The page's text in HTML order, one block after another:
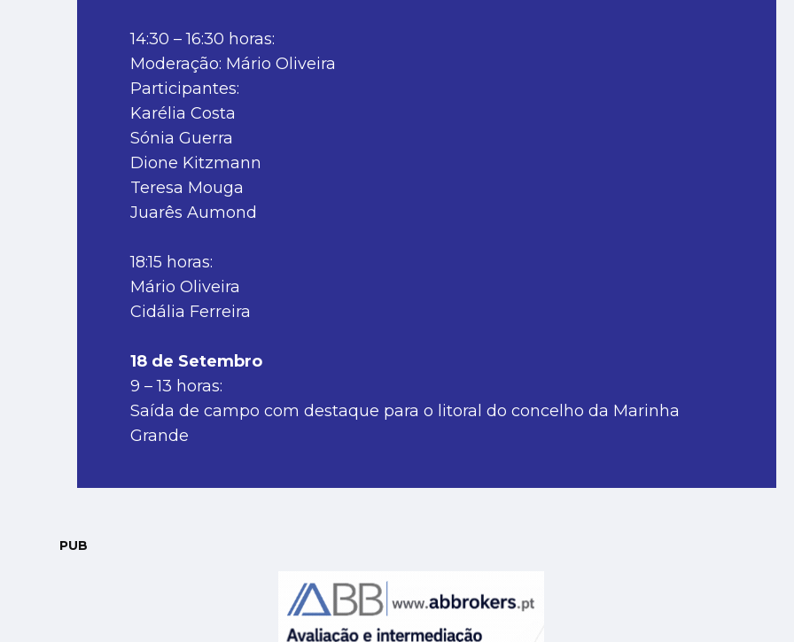
14:30 – 16:30 horas:
Moderação: Mário Oliveira
Participantes:
Karélia Costa
Sónia Guerra
Dione Kitzmann
Teresa Mouga
Juarês Aumond
18:15 horas:
Mário Oliveira
Cidália Ferreira
18 de Setembro
9 – 13 horas:
Saída de campo com destaque para o litoral do concelho da Marinha
Grande
PUB